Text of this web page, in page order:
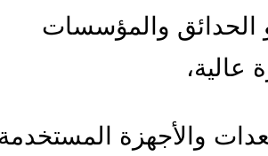
الحدائق والمؤسسات
عالية،
والأجهزة